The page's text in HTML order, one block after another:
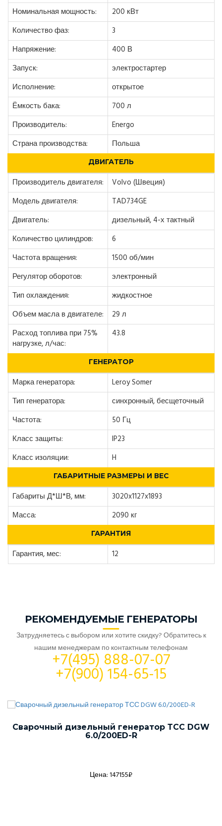
Номинальная мощность:
200 кВт
Количество фаз:
3
Напряжение:
400 В
Запуск:
электростартер
Исполнение:
открытое
Ёмкость бака:
700 л
Производитель:
Energo
Страна производства:
Польша
ДВИГАТЕЛЬ
Производитель двигателя:
Volvo (Швеция)
Модель двигателя:
TAD734GE
Двигатель:
дизельный, 4-х тактный
Количество цилиндров:
6
Частота вращения:
1500 об/мин
Регулятор оборотов:
электронный
Тип охлаждения:
жидкостное
Объем масла в двигателе:
29 л
Расход топлива при 75%
нагрузке, л/час:
43.8
ГЕНЕРАТОР
Марка генератора:
Leroy Somer
Тип генератора:
синхронный, бесщеточный
Частота:
50 Гц
Класс защиты:
IP23
Класс изоляции:
H
ГАБАРИТНЫЕ РАЗМЕРЫ И ВЕС
Габариты Д*Ш*В, мм:
3020x1127x1893
Масса:
2090 кг
ГАРАНТИЯ
Гарантия, мес: 12
РЕКОМЕНДУЕМЫЕ ГЕНЕРАТОРЫ
Затрудняетесь с выбором или хотите скидку? Обратитесь к
нашим менеджерам по контактным телефонам
+7(495) 888-07-07
+7(900) 154-65-15
Сварочный дизельный генератор ТСС DGW
6.0/200ED-R
Цена: 147155₽